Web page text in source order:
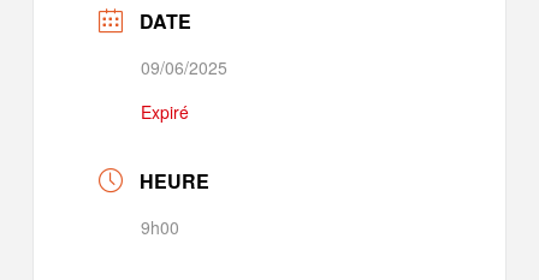
DATE
09/06/2025
Expiré
HEURE
9h00